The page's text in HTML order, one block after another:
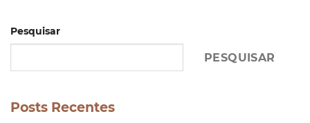
Pesquisar
PESQUISAR
Posts Recentes